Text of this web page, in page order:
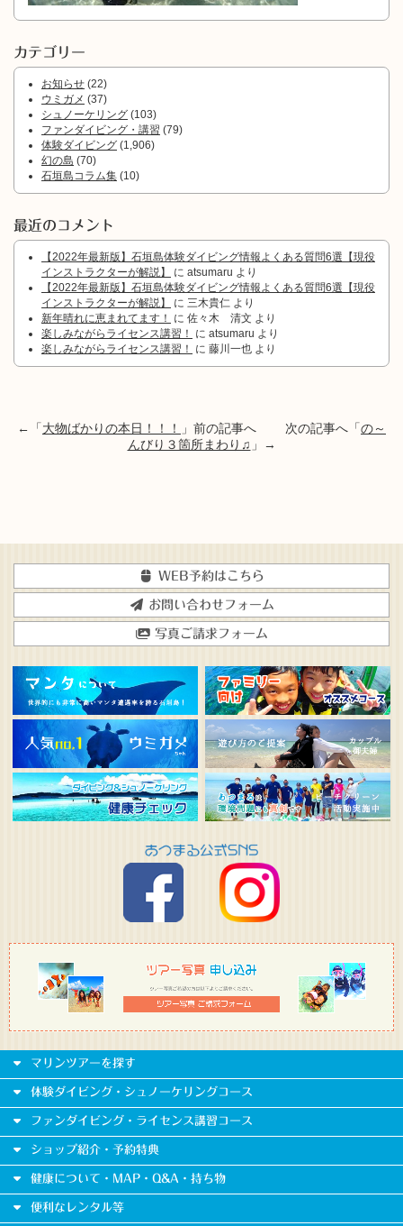
カテゴリー
お知らせ (22)
ウミガメ (37)
シュノーケリング (103)
ファンダイビング・講習 (79)
体験ダイビング (1,906)
幻の島 (70)
石垣島コラム集 (10)
最近のコメント
【2022年最新版】石垣島体験ダイビング情報よくある質問6選【現役
インストラクターが解説】
に atsumaru より
【2022年最新版】石垣島体験ダイビング情報よくある質問6選【現役
インストラクターが解説】
に 三木貴仁 より
新年晴れに恵まれてます！
に 佐々木 清文 より
楽しみながらライセンス講習！
に atsumaru より
楽しみながらライセンス講習！
に 藤川一也 より
←「大物ばかりの本日！！！ 」前の記事へ 次の記事へ「の～
んびり３箇所まわり♫ 」→
WEB予約はこちら
お問い合わせフォーム
写真ご請求フォーム
マリンツアーを探す
体験ダイビング・シュノーケリングコース
ファンダイビング・ライセンス講習コース
ショップ紹介・予約特典
健康について・MAP・Q&A・持ち物
便利なレンタル等